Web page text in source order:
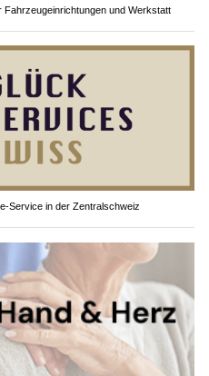
Fahrzeugeinrichtungen und Werkstatt
Service in der Zentralschweiz